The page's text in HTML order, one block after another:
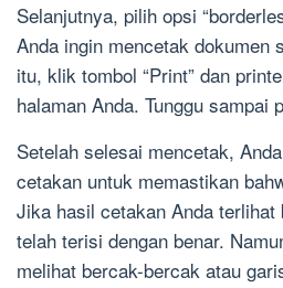
Selanjutnya, pilih opsi
Anda ingin mencetak dokumen
itu, klik tombol “Print” dan
halaman Anda. Tunggu sampai
Setelah selesai mencetak,
cetakan untuk memastikan
Jika hasil cetakan Anda
telah terisi dengan benar.
melihat bercak-bercak atau